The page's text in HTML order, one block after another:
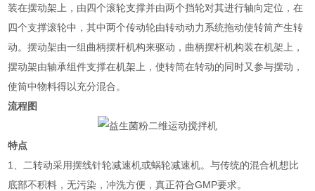
装在摆动架上，由四个滚轮支撑并由两个挡轮对其进行轴向定位，在
四个支撑滚轮中，其中两个传动轮由转动动力系统拖动使转筒产生转
动。摆动架由一组曲柄摆杆机构来驱动，曲柄摆杆机构装在机架上，
摆动架由轴承组件支撑在机架上，使转筒在转动的同时又参与摆动，
使筒中物料得以充分混合。
流程图
特点
1、二转动采用摆线针轮减速机或蜗轮减速机。与传统的混合机想比
底部不积料，无污染，冲洗方便，真正符合GMP要求。